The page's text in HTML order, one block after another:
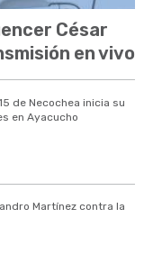
César
en vivo
de Necochea inicia su
en Ayacucho
Martínez contra la